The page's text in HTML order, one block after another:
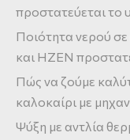
προστατεύεται το
Ποιότητα νερού
και HZEN
Πώς να ζούμε
καλοκαίρι με
Ψύξη με αντλία